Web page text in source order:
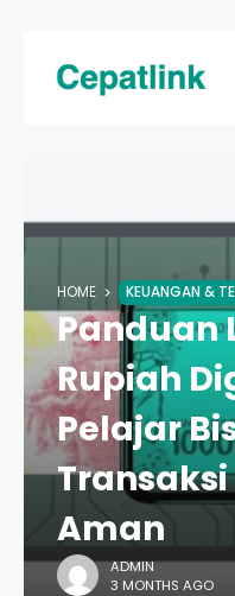
HOME KEUANGAN &
Panduan
Rupiah
Pelajar
Aman
ADMIN
3 MONTHS AGO